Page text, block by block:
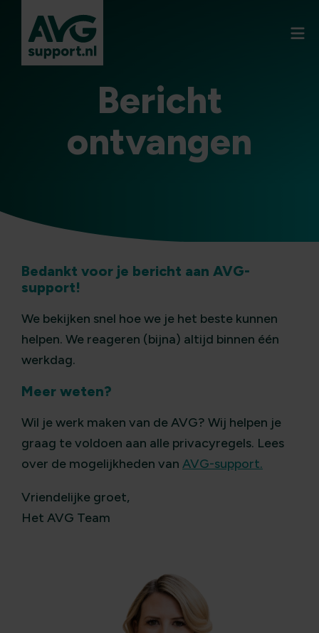
Bericht
ontvangen
Bedankt voor je bericht aan AVG-
support!
We bekijken snel hoe we je het beste kunnen
helpen. We reageren (bijna) altijd binnen één
werkdag.
Meer weten?
Wil je werk maken van de AVG? Wij helpen je
graag te voldoen aan alle privacyregels. Lees
over de mogelijkheden van AVG-support.
Vriendelijke groet,
Het AVG Team